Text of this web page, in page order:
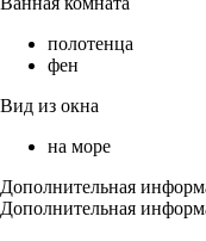
полотенца
фен
Вид из окна
на море
Дополнительная
Дополнительная